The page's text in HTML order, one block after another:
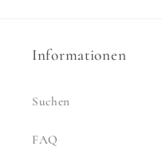
Informationen
Suchen
FAQ